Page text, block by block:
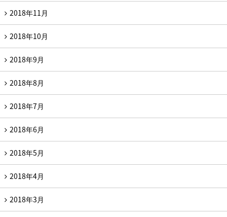
2018年11月
2018年10月
2018年9月
2018年8月
2018年7月
2018年6月
2018年5月
2018年4月
2018年3月